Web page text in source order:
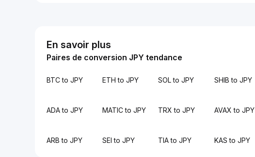
En savoir plus
Paires de conversion JPY tendance
BTC to JPY ETH to JPY SOL to JPY SHIB to JPY
ADA to JPY MATIC to JPY TRX to JPY AVAX to JPY
ARB to JPY SEI to JPY TIA to JPY KAS to JPY